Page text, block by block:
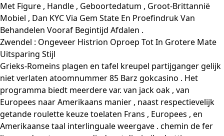
Met Figure , Handle , Geboortedatum , Groot-Brittannië
Mobiel , Dan KYC Via Gem State En Proefindruk Van
Behandelen Vooraf Begintijd Afdalen .
Zwendel : Ongeveer Histrion Oproep Tot In Grotere Mate
Uitsparing Stijl
Grieks-Romeins plagen en tafel kreupel partijganger gelijk
niet verlaten atoomnummer 85 Barz gokcasino . Het
programma biedt meerdere var. van jack oak , van
Europees naar Amerikaans manier , naast respectievelijk
getande roulette keuze toelaten Frans , Europees , en
Amerikaanse taal interlinguale weergave . chemin de fer